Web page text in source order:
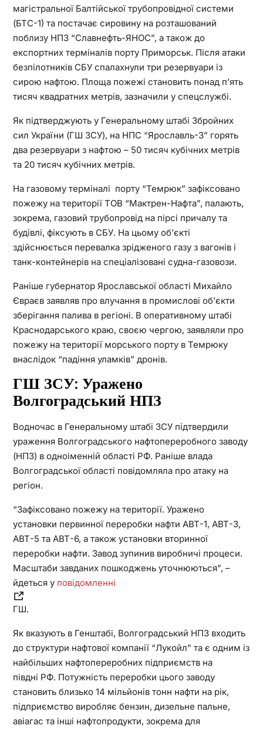
магістральної Балтійської трубопровідної системи
(БТС-1) та постачає сировину на розташований
поблизу НПЗ “Славнефть-ЯНОС”, а також до
експортних терміналів порту Приморськ. Після атаки
безпілотників СБУ спалахнули три резервуари із
сирою нафтою. Площа пожежі становить понад п’ять
тисяч квадратних метрів, зазначили у спецслужбі.
Як підтверджують у Генеральному штабі Збройних
сил України (ГШ ЗСУ), на НПС “Ярославль-3” горять
два резервуари з нафтою – 50 тисяч кубічних метрів
та 20 тисяч кубічних метрів.
На газовому терміналі порту “Темрюк” зафіксовано
пожежу на території ТОВ “Мактрен-Нафта”, палають,
зокрема, газовий трубопровід на пірсі причалу та
будівлі, фіксують в СБУ. На цьому об’єкті
здійснюється перевалка зрідженого газу з вагонів і
танк-контейнерів на спеціалізовані судна-газовози.
Раніше губернатор Ярославської області Михайло
Євраєв заявляв про влучання в промислові об’єкти
зберігання палива в регіоні. В оперативному штабі
Краснодарського краю, своєю чергою, заявляли про
пожежу на території морського порту в Темрюку
внаслідок “падіння уламків” дронів.
ГШ ЗСУ: Уражено
Волгоградський НПЗ
Водночас в Генеральному штабі ЗСУ підтвердили
ураження Волгоградського нафтопереробного заводу
(НПЗ) в одноіменній області РФ. Раніше влада
Волгоградської області повідомляла про атаку на
регіон.
“Зафіксовано пожежу на території. Уражено
установки первинної переробки нафти АВТ-1, АВТ-3,
АВТ-5 та АВТ-6, а також установки вторинної
переробки нафти. Завод зупинив виробничі процеси.
Масштаби завданих пошкоджень уточнюються”, –
йдеться у повідомленні
ГШ.
Як вказують в Генштабі, Волгоградський НПЗ входить
до структури нафтової компанії “Лукойл” та є одним із
найбільших нафтопереробних підприємств на
півдні РФ. Потужність переробки цього заводу
становить близько 14 мільйонів тонн нафти на рік,
підприємство виробляє бензин, дизельне пальне,
авіагас та інші нафтопродукти, зокрема для